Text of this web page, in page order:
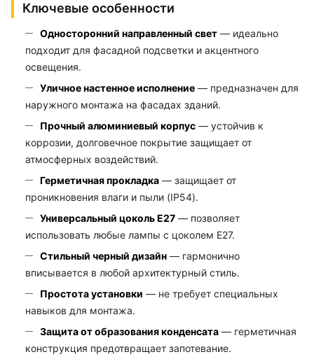
Ключевые особенности
Односторонний направленный свет — идеально
подходит для фасадной подсветки и акцентного
освещения.
Уличное настенное исполнение — предназначен для
наружного монтажа на фасадах зданий.
Прочный алюминиевый корпус — устойчив к
коррозии, долговечное покрытие защищает от
атмосферных воздействий.
Герметичная прокладка — защищает от
проникновения влаги и пыли (IP54).
Универсальный цоколь E27 — позволяет
использовать любые лампы с цоколем E27.
Стильный черный дизайн — гармонично
вписывается в любой архитектурный стиль.
Простота установки — не требует специальных
навыков для монтажа.
Защита от образования конденсата — герметичная
конструкция предотвращает запотевание.